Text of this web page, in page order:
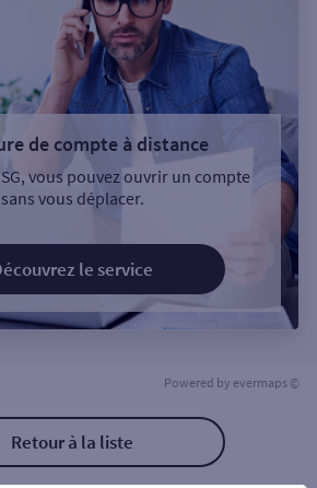
de compte à distance
SG, vous pouvez ouvrir un compte
sans vous déplacer.
le service
Powered by evermaps ©
Retour à la liste